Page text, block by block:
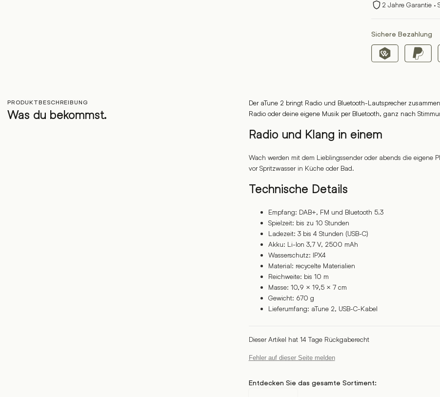
2 Jahre Garantie ·
Sichere Bezahlung
PRODUKTBESCHREIBUNG
Was du bekommst.
Der aTune 2 bringt Radio und Bluetooth-Lautsprecher
Radio oder deine eigene Musik per Bluetooth, ganz nach
Radio und Klang in einem
Wach werden mit dem Lieblingssender oder abends die eigene
vor Spritzwasser in Küche oder Bad.
Technische Details
Empfang: DAB+, FM und Bluetooth 5.3
Spielzeit: bis zu 10 Stunden
Ladezeit: 3 bis 4 Stunden (USB-C)
Akku: Li-Ion 3,7 V, 2500 mAh
Wasserschutz: IPX4
Material: recycelte Materialien
Reichweite: bis 10 m
Masse: 10,9 × 19,5 × 7 cm
Gewicht: 670 g
Lieferumfang: aTune 2, USB-C-Kabel
Dieser Artikel hat 14 Tage Rückgaberecht
Fehler auf dieser Seite melden
Entdecken Sie das gesamte Sortiment: